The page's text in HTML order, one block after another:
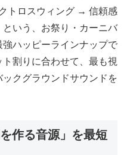
トロスウィング → 信頼感
いう、お祭り・カーニバ
ハッピーラインナップで
割りに合わせて、最も視
クグラウンドサウンドを
作る音源」を最短